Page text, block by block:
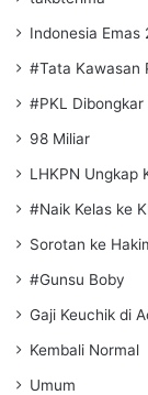
Indonesia Emas
#Tata Kawasan
#PKL Dibongkar
98 Miliar
LHKPN Ungkap
#Naik Kelas ke
Sorotan ke
#Gunsu Boby
Gaji Keuchik di
Kembali Normal
Umum